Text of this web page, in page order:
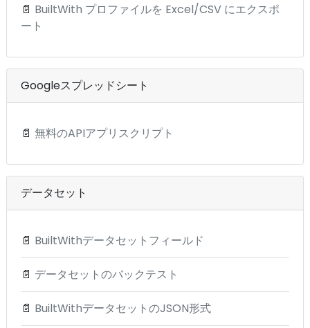
📄 BuiltWith プロファイルを Excel/CSV にエクスポ
ート
Googleスプレッドシート
📄 無料のAPIアプリスクリプト
データセット
📄 BuiltWithデータセットフィールド
📄 データセットのバックテスト
📄 BuiltWithデータセットのJSON形式